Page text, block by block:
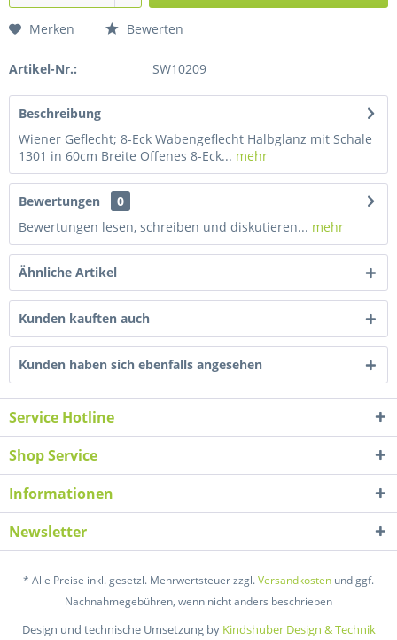
Merken Bewerten
Artikel-Nr.: SW10209
Beschreibung
Wiener Geflecht; 8-Eck Wabengeflecht Halbglanz mit Schale
1301 in 60cm Breite Offenes 8-Eck... mehr
Bewertungen
0
Bewertungen lesen, schreiben und diskutieren... mehr
Ähnliche Artikel
Kunden kauften auch
Kunden haben sich ebenfalls angesehen
Service Hotline
Shop Service
Informationen
Newsletter
* Alle Preise inkl. gesetzl. Mehrwertsteuer zzgl.Versandkosten und ggf.
Nachnahmegebühren, wenn nicht anders beschrieben
Design und technische Umsetzung by Kindshuber Design & Technik